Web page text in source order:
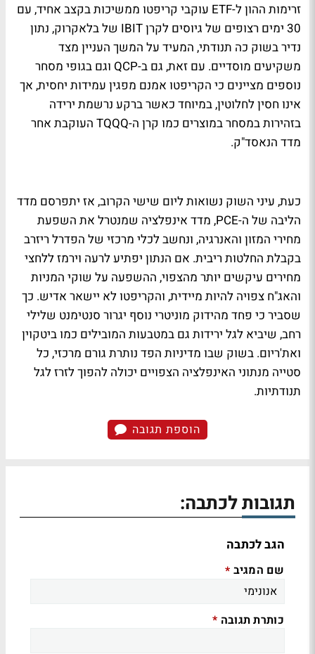
זרימות ההון ל-ETF עוקבי קריפטו ממשיכות בקצב אחיד, עם
30 ימים רצופים של גיוסים לקרן IBIT של בלאקרוק, נתון
נדיר בשוק כה תנודתי, המעיד על המשך העניין מצד
משקיעים מוסדיים. עם זאת, גם ב-QCP וגם בגופי מסחר
נוספים מציינים כי הקריפטו אמנם מפגין עמידות יחסית, אך
אינו חסין לחלוטין, במיוחד כאשר ברקע נרשמת ירידה
בזהירות במסחר במוצרים כמו קרן ה-TQQQ העוקבת אחר
מדד הנאסד"ק.
כעת, עיני השוק נשואות ליום שישי הקרוב, אז יתפרסם מדד
הליבה של ה-PCE, מדד אינפלציה שמנטרל את השפעת
מחירי המזון והאנרגיה, ונחשב לכלי מרכזי של הפדרל ריזרב
בקבלת החלטות ריבית. אם הנתון יפתיע לרעה וירמז ללחצי
מחירים עיקשים יותר מהצפוי, ההשפעה על שוקי המניות
והאג"ח צפויה להיות מיידית, והקריפטו לא יישאר אדיש. כך
שסביר כי פחד מהידוק מוניטרי נוסף יגרור סנטימנט שלילי
רחב, שיביא לגל ירידות גם במטבעות המובילים כמו ביטקוין
ואת'ריום. בשוק שבו מדיניות הפד נותרת גורם מרכזי, כל
סטייה מנתוני האינפלציה הצפויים יכולה להפוך לזרז לגל
תנודתיות.
הוספת תגובה
תגובות לכתבה:
הגב לכתבה
שם המגיב *
כותרת תגובה *